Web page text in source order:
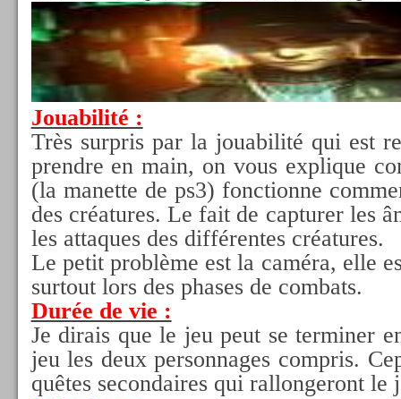
Jouabilité :
Très surpris par la jouabilité qui est
prendre en main, on vous explique
(la manette de ps3) fonctionne
des créatures. Le fait de capturer les
les attaques des différentes créatures.
Le petit problème est la caméra, elle
surtout lors des phases de combats.
Durée de vie :
Je dirais que le jeu peut se terminer
jeu les deux personnages compris.
quêtes secondaires qui rallongeront le